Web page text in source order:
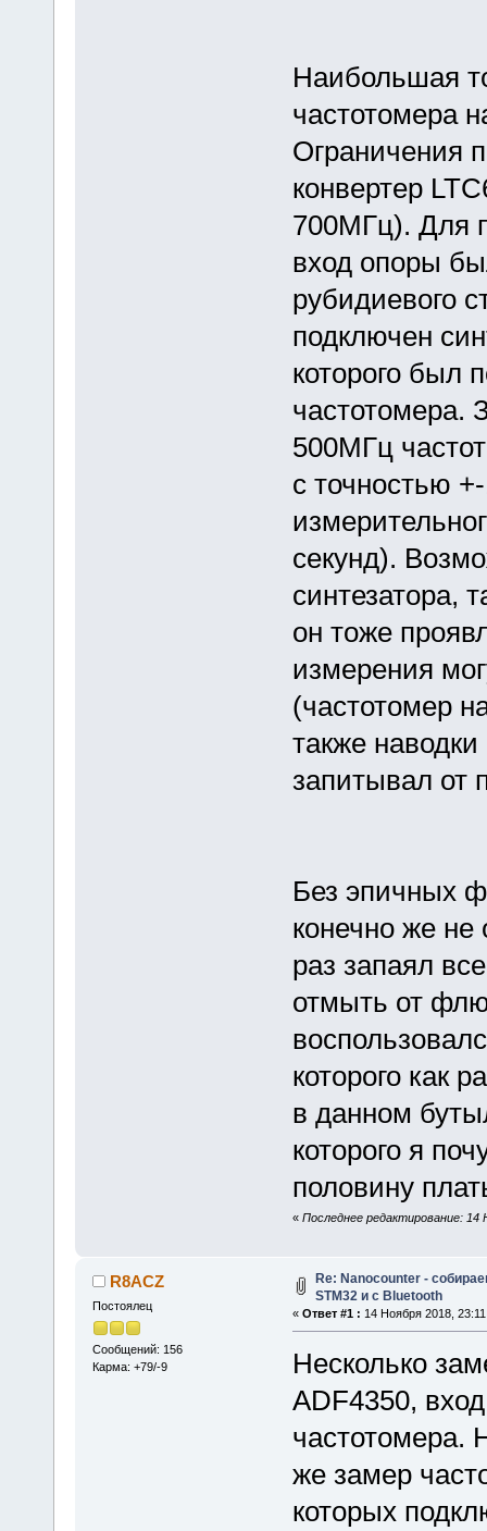
Наибольшая
частотомера
Ограничения
конвертер
700МГц). Для
вход опоры
рубидиевого
подключен
которого был
частотомера.
500МГц
с точностью
секунд).
синтезатора,
он тоже
измерения
(частотомер
также
запитывал от
Без эпичных
конечно же не
раз запаял
отмыть от
которого как
в данном
которого я
половину
« Последнее редактирование: 14
R8ACZ
Постоялец
Сообщений: 156
Карма: +79/-9
Re: Nanocounter -
STM32 и с Bluetooth
« Ответ #1 : 14 Ноября 2018,
Несколько
ADF4350,
частотомера.
же замер
которых